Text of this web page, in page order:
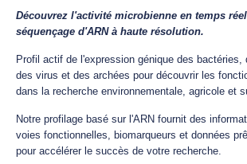
Découvrez l'activité microbienne en temps
séquençage d'ARN à haute résolution.
Profil actif de l'expression génique des bactéries,
des virus et des archées pour découvrir les
dans la recherche environnementale, agricole et
Notre profilage basé sur l'ARN fournit des
voies fonctionnelles, biomarqueurs et données
pour accélérer le succès de votre recherche.